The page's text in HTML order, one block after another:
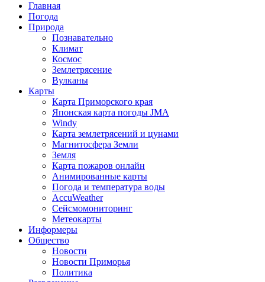
Главная
Погода
Природа
Познавательно
Климат
Космос
Землетрясение
Вулканы
Карты
Карта Приморского края
Японская карта погоды JMA
Windy
Карта землетрясений и цунами
Магнитосфера Земли
Земля
Карта пожаров онлайн
Анимированные карты
Погода и температура воды
AccuWeather
Сейсмомониторинг
Метеокарты
Информеры
Общество
Новости
Новости Приморья
Политика